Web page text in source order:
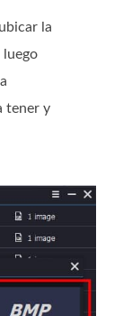
la
luego
tener y